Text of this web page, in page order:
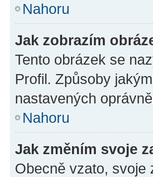
Nahoru
Jak zobrazím
Tento obrázek se
Profil. Způsoby
nastavených
Nahoru
Jak změním svoje
Obecně vzato, svoje